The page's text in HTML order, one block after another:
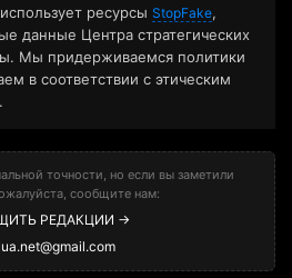
ресурсы StopFake,
данные Центра стратегических
Мы придерживаемся политики
в соответствии с этическим
точности, но если вы заметили
сообщите нам:
РЕДАКЦИИ →